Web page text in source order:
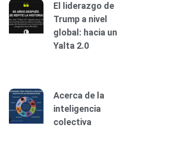
El liderazgo de
Trump a nivel
global: hacia un
Yalta 2.0
Acerca de la
inteligencia
colectiva